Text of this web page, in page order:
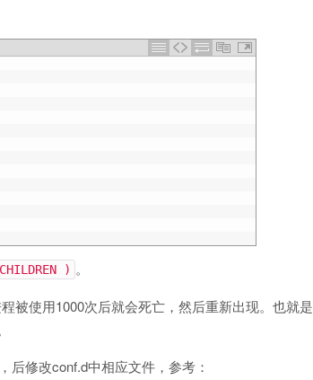
) 。
被使用1000次后就会死亡，然后重新出现。也就是
修改conf.d中相应文件，参考：